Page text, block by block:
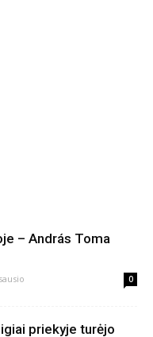
– András Toma
0
priekyje turėjo